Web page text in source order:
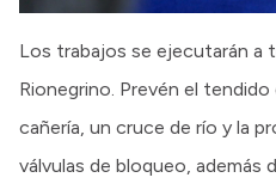
Los trabajos se ejecutarán a
Rionegrino. Prevén el
cañería, un cruce de río y la
válvulas de bloqueo, además